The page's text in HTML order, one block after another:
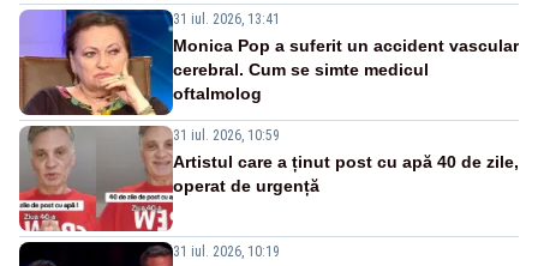
31 iul. 2026, 13:41
Monica Pop a suferit un accident vascular
cerebral. Cum se simte medicul
oftalmolog
31 iul. 2026, 10:59
Artistul care a ținut post cu apă 40 de zile,
operat de urgență
31 iul. 2026, 10:19